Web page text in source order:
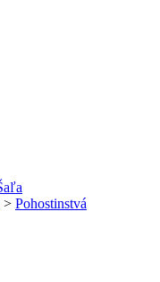
> Pohostinstvá